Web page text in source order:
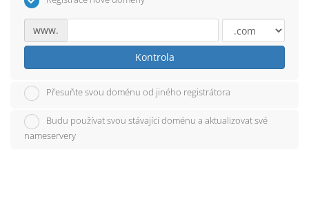
www.
Kontrola
Přesuňte svou doménu od jiného registrátora
Budu používat svou stávající doménu a aktualizovat své
nameservery